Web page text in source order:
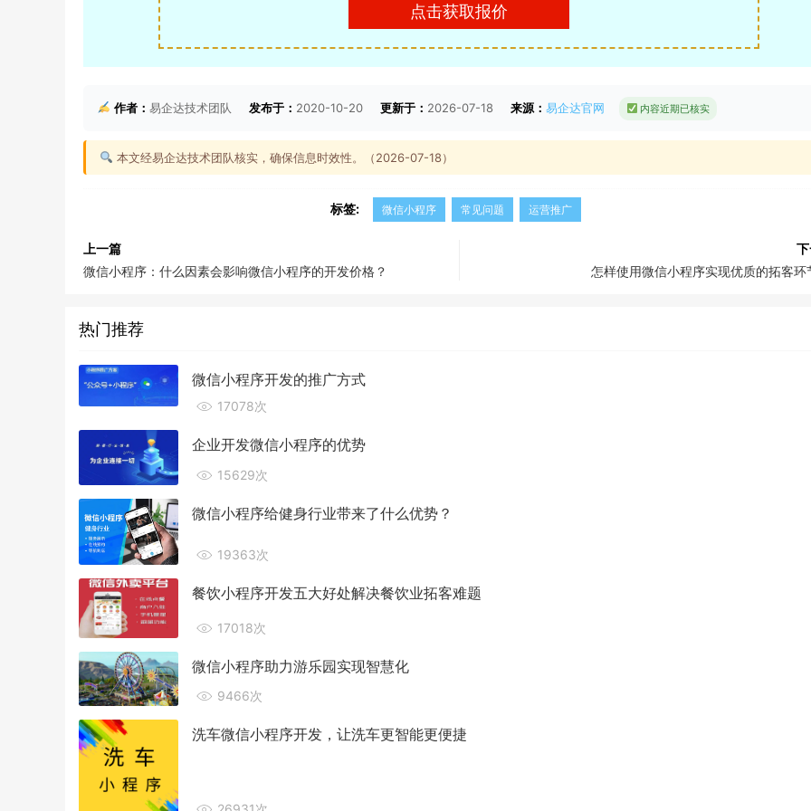
点击获取报价
作者： 易企达技术团队 发布于： 2020-10-20 更新于： 2026-07-18 来源： 易企达官网 内容近期已核实
本文经易企达技术团队核实，确保信息时效性。（2026-07-18）
标签: 微信小程序 常见问题 运营推广
上一篇
微信小程序：什么因素会影响微信小程序的开发价格？
怎样使用微信小程序实现优质的拓客环
热门推荐
微信小程序开发的推广方式
17078次
企业开发微信小程序的优势
15629次
微信小程序给健身行业带来了什么优势？
19363次
餐饮小程序开发五大好处解决餐饮业拓客难题
17018次
微信小程序助力游乐园实现智慧化
9466次
洗车微信小程序开发，让洗车更智能更便捷